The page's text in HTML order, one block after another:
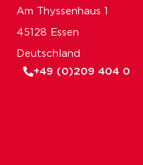
Am Thyssenhaus 1
45128 Essen
Deutschland
+49 (0)209 404 0